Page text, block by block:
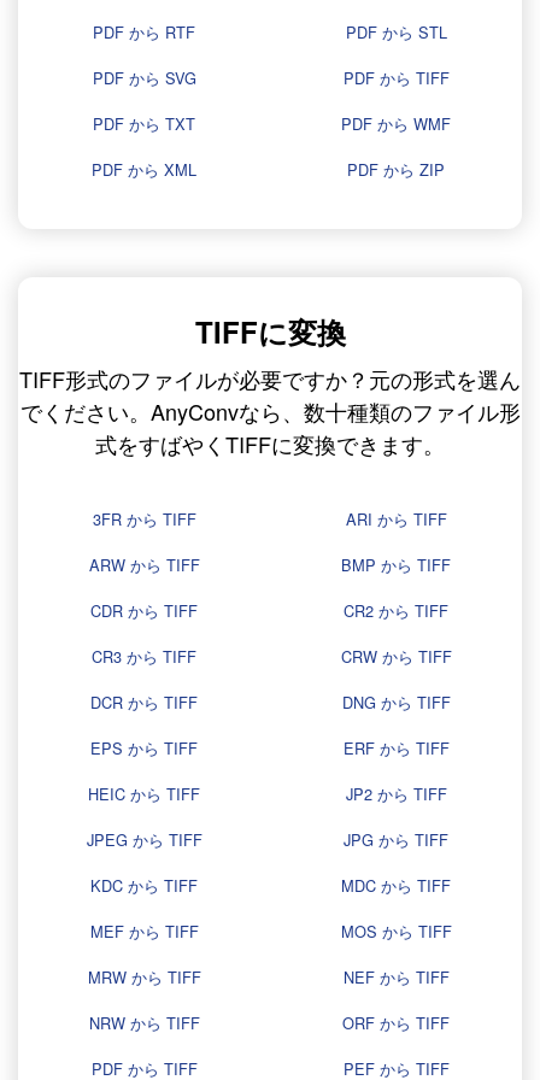
PDF から RTF
PDF から STL
PDF から SVG
PDF から TIFF
PDF から TXT
PDF から WMF
PDF から XML
PDF から ZIP
TIFFに変換
TIFF形式のファイルが必要ですか？元の形式を選ん
でください。AnyConvなら、数十種類のファイル形
式をすばやくTIFFに変換できます。
3FR から TIFF
ARI から TIFF
ARW から TIFF
BMP から TIFF
CDR から TIFF
CR2 から TIFF
CR3 から TIFF
CRW から TIFF
DCR から TIFF
DNG から TIFF
EPS から TIFF
ERF から TIFF
HEIC から TIFF
JP2 から TIFF
JPEG から TIFF
JPG から TIFF
KDC から TIFF
MDC から TIFF
MEF から TIFF
MOS から TIFF
MRW から TIFF
NEF から TIFF
NRW から TIFF
ORF から TIFF
PDF から TIFF
PEF から TIFF